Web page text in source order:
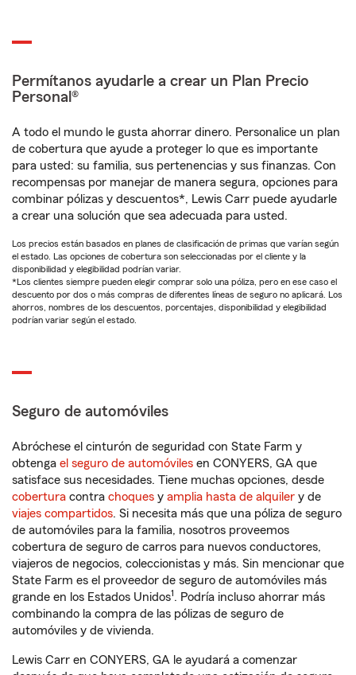
Permítanos ayudarle a crear un Plan Precio
Personal®
A todo el mundo le gusta ahorrar dinero. Personalice un plan
de cobertura que ayude a proteger lo que es importante
para usted: su familia, sus pertenencias y sus finanzas. Con
recompensas por manejar de manera segura, opciones para
combinar pólizas y descuentos*, Lewis Carr puede ayudarle
a crear una solución que sea adecuada para usted.
Los precios están basados en planes de clasificación de primas que varían según
el estado. Las opciones de cobertura son seleccionadas por el cliente y la
disponibilidad y elegibilidad podrían variar.
*Los clientes siempre pueden elegir comprar solo una póliza, pero en ese caso el
descuento por dos o más compras de diferentes líneas de seguro no aplicará. Los
ahorros, nombres de los descuentos, porcentajes, disponibilidad y elegibilidad
podrían variar según el estado.
Seguro de automóviles
Abróchese el cinturón de seguridad con State Farm y
obtenga el seguro de automóviles en CONYERS, GA que
satisface sus necesidades. Tiene muchas opciones, desde
cobertura contra choques y amplia hasta de alquiler y de
viajes compartidos. Si necesita más que una póliza de seguro
de automóviles para la familia, nosotros proveemos
cobertura de seguro de carros para nuevos conductores,
viajeros de negocios, coleccionistas y más. Sin mencionar que
State Farm es el proveedor de seguro de automóviles más
grande en los Estados Unidos1. Podría incluso ahorrar más
combinando la compra de las pólizas de seguro de
automóviles y de vivienda.
Lewis Carr en CONYERS, GA le ayudará a comenzar